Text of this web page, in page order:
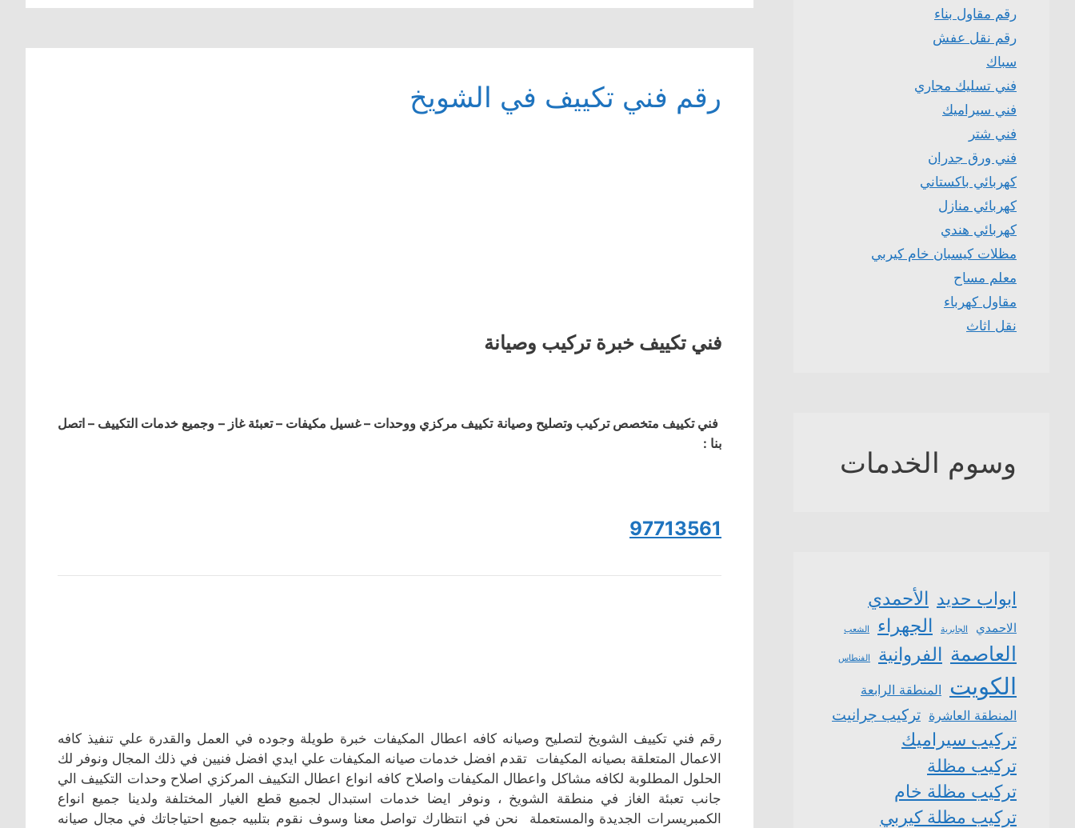
رقم فني تكييف في الشويخ
فني تكييف خبرة تركيب وصيانة
فني تكييف متخصص تركيب وتصليح وصيانة تكييف مركزي ووحدات – غسيل مكيفات – تعبئة غاز – وجميع خدمات التكييف – اتصل
بنا :
97713561
رقم فني تكييف الشويخ لتصليح وصيانه كافه اعطال المكيفات خبرة طويلة وجوده في العمل والقدرة علي تنفيذ كافه
الاعمال المتعلقة بصيانه المكيفات تقدم افضل خدمات صيانه المكيفات علي ايدي افضل فنيين في ذلك المجال ونوفر لك
الحلول المطلوبة لكافه مشاكل واعطال المكيفات واصلاح كافه انواع اعطال التكييف المركزي اصلاح وحدات التكييف الي
جانب تعبئة الغاز في منطقة الشويخ ، ونوفر ايضا خدمات استبدال لجميع قطع الغيار المختلفة ولدينا جميع انواع
الكمبريسرات الجديدة والمستعملة نحن في انتظارك تواصل معنا وسوف نقوم بتلبيه جميع احتياجاتك في مجال صيانه
رقم مقاول بناء
رقم نقل عفش
سباك
فني تسليك مجاري
فني سيراميك
فني شتر
فني ورق جدران
كهربائي باكستاني
كهربائي منازل
كهربائي هندي
مظلات كيسبان خام كيربي
معلم مساح
مقاول كهرباء
نقل اثاث
وسوم الخدمات
ابواب حديد الأحمدي
الاحمدي الجابرية الجهراء الشعب
العاصمة الفروانية الفنطاس
الكويت المنطقة الرابعة
المنطقة العاشرة تركيب جرانيت
تركيب سيراميك
تركيب مظلة
تركيب مظلة خام
تركيب مظلة كيربي